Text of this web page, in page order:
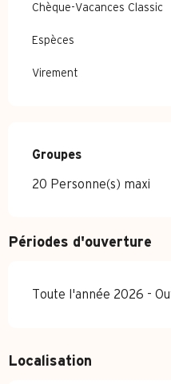
Chèque-Vacances Classic
Espèces
Virement
Groupes
Groupes
20 Personne(s) maxi
Périodes d'ouverture
Toute l'année 2026 -
Localisation